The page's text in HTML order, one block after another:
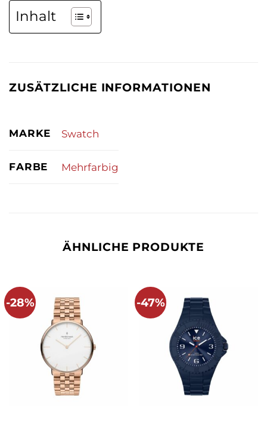
Inhalt
ZUSÄTZLICHE INFORMATIONEN
MARKE Swatch
FARBE Mehrfarbig
ÄHNLICHE PRODUKTE
-28% -47%